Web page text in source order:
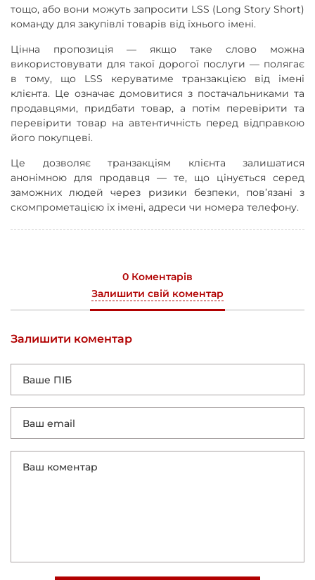
тощо, або вони можуть запросити LSS (Long Story Short)
команду для закупівлі товарів від їхнього імені.
Цінна пропозиція — якщо таке слово можна
використовувати для такої дорогої послуги — полягає
в тому, що LSS керуватиме транзакцією від імені
клієнта. Це означає домовитися з постачальниками та
продавцями, придбати товар, а потім перевірити та
перевірити товар на автентичність перед відправкою
його покупцеві.
Це дозволяє транзакціям клієнта залишатися
анонімною для продавця — те, що цінується серед
заможних людей через ризики безпеки, пов’язані з
скомпрометацією їх імені, адреси чи номера телефону.
0 Коментарів
Залишити свій коментар
Залишити коментар